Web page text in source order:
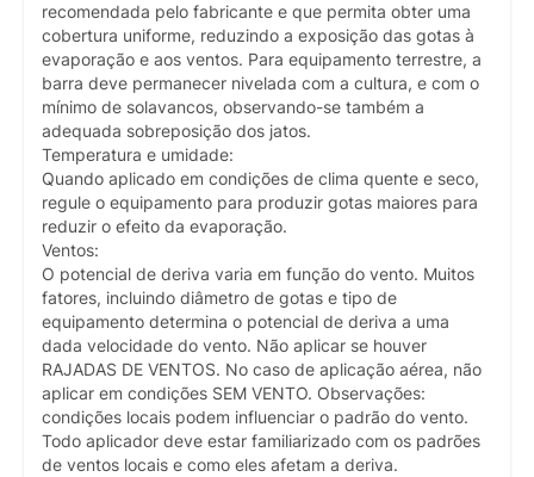
recomendada pelo fabricante e que permita obter uma
cobertura uniforme, reduzindo a exposição das gotas à
evaporação e aos ventos. Para equipamento terrestre, a
barra deve permanecer nivelada com a cultura, e com o
mínimo de solavancos, observando-se também a
adequada sobreposição dos jatos.
Temperatura e umidade:
Quando aplicado em condições de clima quente e seco,
regule o equipamento para produzir gotas maiores para
reduzir o efeito da evaporação.
Ventos:
O potencial de deriva varia em função do vento. Muitos
fatores, incluindo diâmetro de gotas e tipo de
equipamento determina o potencial de deriva a uma
dada velocidade do vento. Não aplicar se houver
RAJADAS DE VENTOS. No caso de aplicação aérea, não
aplicar em condições SEM VENTO. Observações:
condições locais podem influenciar o padrão do vento.
Todo aplicador deve estar familiarizado com os padrões
de ventos locais e como eles afetam a deriva.